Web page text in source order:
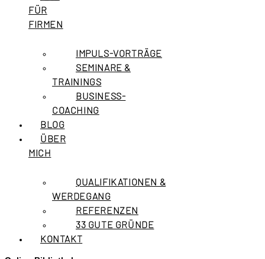
FÜR
FIRMEN
IMPULS-VORTRÄGE
SEMINARE &
TRAININGS
BUSINESS-
COACHING
BLOG
ÜBER
MICH
QUALIFIKATIONEN &
WERDEGANG
REFERENZEN
33 GUTE GRÜNDE
KONTAKT